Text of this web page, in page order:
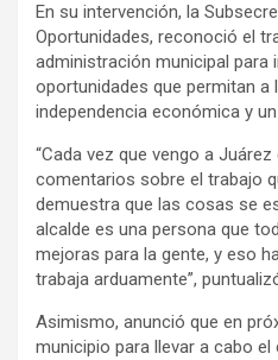
En su intervención, la
Oportunidades, reconoció el
administración municipal para
oportunidades que permitan a
independencia económica y
“Cada vez que vengo a
comentarios sobre el trabajo
demuestra que las cosas se
alcalde es una persona que
mejoras para la gente, y eso
trabaja arduamente”,
Asimismo, anunció que en
municipio para llevar a cabo